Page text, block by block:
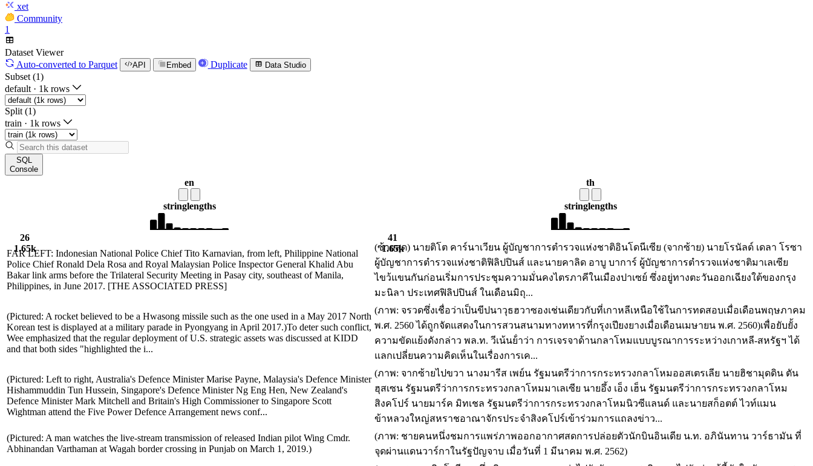
xet
Community
1
Dataset Viewer
Auto-converted to Parquet API Embed Duplicate Data Studio
Subset (1)
default · 1k rows
Split (1)
train · 1k rows
SQL
Console
en
stringlengths
26
1.65k
th
stringlengths
41
1.65k
FAR LEFT: Indonesian National Police Chief Tito Karnavian, from left, Philippine National
Police Chief Ronald Dela Rosa and Royal Malaysian Police Inspector General Khalid Abu
Bakar link arms before the Trilateral Security Meeting in Pasay city, southeast of Manila,
Philippines, in June 2017. [THE ASSOCIATED PRESS]
(ซ้ายสุด) นายติโต คาร์นาเวียน ผู้บัญชาการตํารวจแห่งชาติอินโดนีเซีย (จากซ้าย) นายโรนัลด์ เดลา โรซา
ผู้บัญชาการตํารวจแห่งชาติฟิลิปปินส์ และนายคาลิด อาบู บาการ์ ผู้บัญชาการตํารวจแห่งชาติมาเลเซีย
ไขว้แขนกันก่อนเริ่มการประชุมความมั่นคงไตรภาคีในเมืองปาเซย์ ซึ่งอยู่ทางตะวันออกเฉียงใต้ของกรุง
มะนิลา ประเทศฟิลิปปินส์ ในเดือนมิถุ...
(Pictured: A rocket believed to be a Hwasong missile such as the one used in a May 2017 North
Korean test is displayed at a military parade in Pyongyang in April 2017.)To deter such conflict,
Wee emphasized that the regular deployment of U.S. strategic assets was discussed at KIDD
and that both sides "highlighted the i...
(ภาพ: จรวดซึ่งเชื่อว่าเป็นขีปนาวุธฮวาซองเช่นเดียวกับที่เกาหลีเหนือใช้ในการทดสอบเมื่อเดือนพฤษภาคม
พ.ศ. 2560 ได้ถูกจัดแสดงในการสวนสนามทางทหารที่กรุงเปียงยางเมื่อเดือนเมษายน พ.ศ. 2560)เพื่อยับยั้ง
ความขัดแย้งดังกล่าว พล.ท. วีเน้นย้ําว่า การเจรจาด้านกลาโหมแบบบูรณาการระหว่างเกาหลี-สหรัฐฯ ได้
แลกเปลี่ยนความคิดเห็นในเรื่องการเค...
(Pictured: Left to right, Australia's Defence Minister Marise Payne, Malaysia's Defence Minister
Hishammuddin Tun Hussein, Singapore's Defence Minister Ng Eng Hen, New Zealand's
Defence Minister Mark Mitchell and Britain's High Commissioner to Singapore Scott
Wightman attend the Five Power Defence Arrangement news conf...
(ภาพ: จากซ้ายไปขวา นางมารีส เพย์น รัฐมนตรีว่าการกระทรวงกลาโหมออสเตรเลีย นายฮิชามุดดิน ตัน
ฮุสเซน รัฐมนตรีว่าการกระทรวงกลาโหมมาเลเซีย นายอึ้ง เอ็ง เฮ็น รัฐมนตรีว่าการกระทรวงกลาโหม
สิงคโปร์ นายมาร์ค มิทเชล รัฐมนตรีว่าการกระทรวงกลาโหมนิวซีแลนด์ และนายสก็อตต์ ไวท์แมน
ข้าหลวงใหญ่สหราชอาณาจักรประจําสิงคโปร์เข้าร่วมการแถลงข่าว...
(Pictured: A man watches the live-stream transmission of released Indian pilot Wing Cmdr.
Abhinandan Varthaman at Wagah border crossing in Punjab on March 1, 2019.)
(ภาพ: ชายคนหนึ่งชมการแพร่ภาพออกอากาศสดการปล่อยตัวนักบินอินเดีย น.ท. อภินันทาน วาร์ธามัน ที่
จุดผ่านแดนวาร์กาในรัฐปัญจาบ เมื่อวันที่ 1 มีนาคม พ.ศ. 2562)